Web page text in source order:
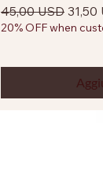
Prezzo regolare
45,00 USD 31,50
20% OFF when